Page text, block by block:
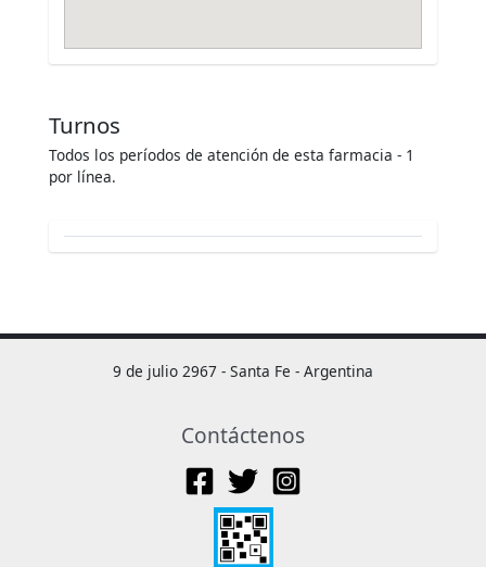
Turnos
Todos los períodos de atención de esta farmacia - 1
por línea.
9 de julio 2967 - Santa Fe - Argentina
Contáctenos